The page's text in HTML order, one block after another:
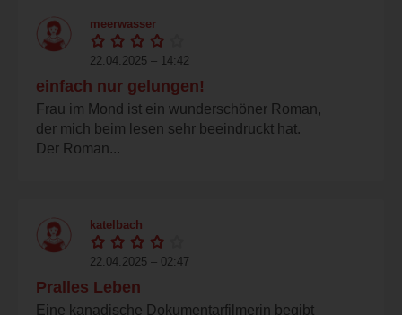
meerwasser
22.04.2025 – 14:42
einfach nur gelungen!
Frau im Mond ist ein wunderschöner Roman,
der mich beim lesen sehr beeindruckt hat.
Der Roman...
katelbach
22.04.2025 – 02:47
Pralles Leben
Eine kanadische Dokumentarfilmerin begibt